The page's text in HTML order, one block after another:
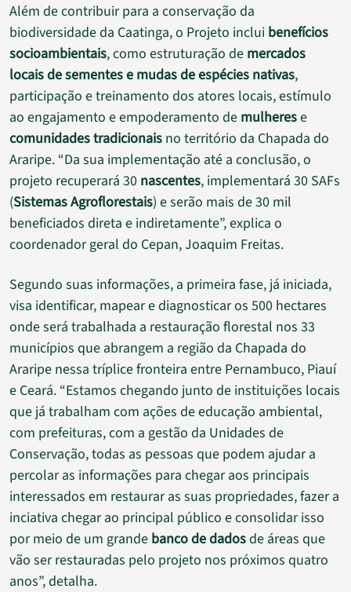
Além de contribuir para a conservação da
biodiversidade da Caatinga, o Projeto inclui benefícios
socioambientais, como estruturação de mercados
locais de sementes e mudas de espécies nativas,
participação e treinamento dos atores locais, estímulo
ao engajamento e empoderamento de mulherese
comunidades tradicionais no território da Chapada do
Araripe. “Da sua implementação até a conclusão, o
projeto recuperará 30 nascentes, implementará 30 SAFs
(Sistemas Agroflorestais) e serão mais de 30 mil
beneficiados direta e indiretamente”, explica o
coordenador geral do Cepan, Joaquim Freitas.
Segundo suas informações, a primeira fase, já iniciada,
visa identificar, mapear e diagnosticar os 500 hectares
onde será trabalhada a restauração florestal nos 33
municípios que abrangem a região da Chapada do
Araripe nessa tríplice fronteira entre Pernambuco, Piauí
e Ceará. “Estamos chegando junto de instituições locais
que já trabalham com ações de educação ambiental,
com prefeituras, com a gestão da Unidades de
Conservação, todas as pessoas que podem ajudar a
percolar as informações para chegar aos principais
interessados em restaurar as suas propriedades, fazer a
inciativa chegar ao principal público e consolidar isso
por meio de um grande banco de dadosde áreas que
vão ser restauradas pelo projeto nos próximos quatro
anos”, detalha.